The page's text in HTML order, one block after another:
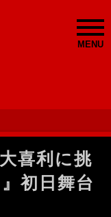
MENU
喜利に挑
初日舞台